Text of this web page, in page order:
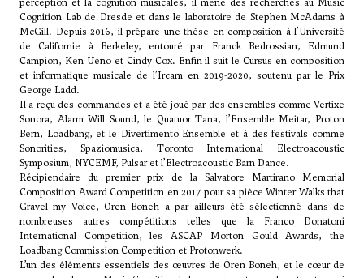
Cognition Lab de Dresde et dans le laboratoire de Stephen McAdams à
McGill. Depuis 2016, il prépare une thèse en composition à l’Université
de Californie à Berkeley, entouré par Franck Bedrossian, Edmund
Campion, Ken Ueno et Cindy Cox. Enfin il suit le Cursus en composition
et informatique musicale de l’Ircam en 2019-2020, soutenu par le Prix
George Ladd.
Il a reçu des commandes et a été joué par des ensembles comme Vertixe
Sonora, Alarm Will Sound, le Quatuor Tana, l’Ensemble Meitar, Proton
Bern, Loadbang, et le Divertimento Ensemble et à des festivals comme
Sonorities, Spaziomusica, Toronto International Electroacoustic
Symposium, NYCEMF, Pulsar et l’Electroacoustic Barn Dance.
Récipiendaire du premier prix de la Salvatore Martirano Memorial
Composition Award Competition en 2017 pour sa pièce Winter Walks that
Gravel my Voice, Oren Boneh a par ailleurs été sélectionné dans de
nombreuses autres compétitions telles que la Franco Donatoni
International Competition, les ASCAP Morton Gould Awards, the
Loadbang Commission Competition et Protonwerk.
L’un des éléments essentiels des œuvres de Oren Boneh, et le cœur de